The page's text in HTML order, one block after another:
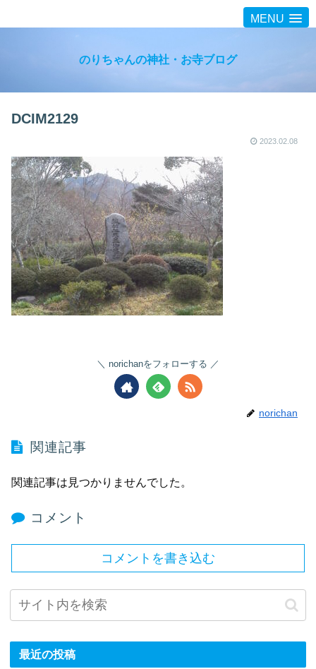
MENU
のりちゃんの神社・お寺ブログ
DCIM2129
2023.02.08
norichanをフォローする
norichan
関連記事
関連記事は見つかりませんでした。
コメント
コメントを書き込む
最近の投稿